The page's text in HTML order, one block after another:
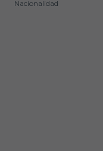
Nacionalidad